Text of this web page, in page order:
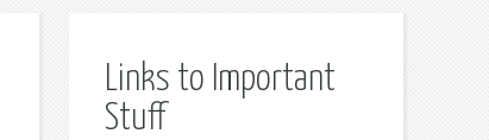
Links to Important
Stuff